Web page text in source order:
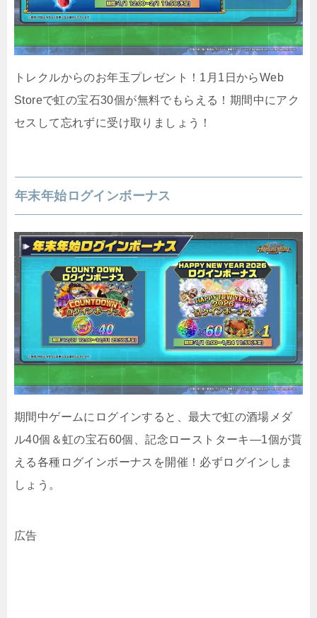
トレクルからのお年玉プレゼント！1月1日からWeb
Storeで虹の宝石30個が無料でもらえる！期間中にアク
セスして忘れずに受け取りましょう！
年末年始ログインボーナス
期間中ゲームにログインすると、最大で虹の酒場メダ
ル40個＆虹の宝石60個、記念ローストターキ―1個が貰
える各種ログインボーナスを開催！必ずログインしま
しょう。
広告